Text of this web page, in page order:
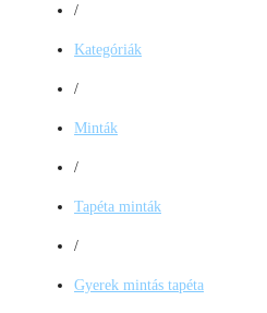
/
Kategóriák
/
Minták
/
Tapéta minták
/
Gyerek mintás tapéta